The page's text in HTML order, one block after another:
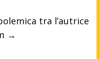
tra l’autrice
→